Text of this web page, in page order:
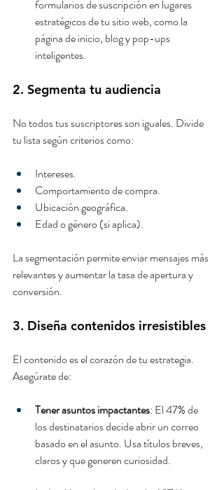
formularios de suscripción en lugares
estratégicos de tu sitio web, como la
página de inicio, blog y pop-ups
inteligentes.
2. Segmenta tu audiencia
No todos tus suscriptores son iguales. Divide
tu lista según criterios como:
Intereses.
Comportamiento de compra.
Ubicación geográfica.
Edad o género (si aplica).
La segmentación permite enviar mensajes más
relevantes y aumentar la tasa de apertura y
conversión.
3. Diseña contenidos irresistibles
El contenido es el corazón de tu estrategia.
Asegúrate de:
Tener asuntos impactantes: El 47% de
los destinatarios decide abrir un correo
basado en el asunto. Usa títulos breves,
claros y que generen curiosidad.